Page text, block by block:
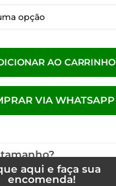
AO CARRINHO
VIA WHATSAPP
aqui e faça sua
encomenda!